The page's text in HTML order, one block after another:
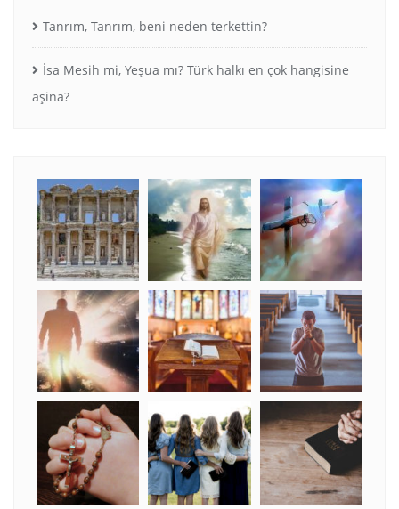
Tanrım, Tanrım, beni neden terkettin?
İsa Mesih mi, Yeşua mı? Türk halkı en çok hangisine
aşina?